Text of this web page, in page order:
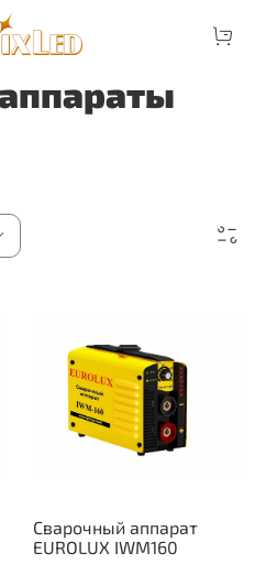
Сварочный аппарат
EUROLUX IWM160